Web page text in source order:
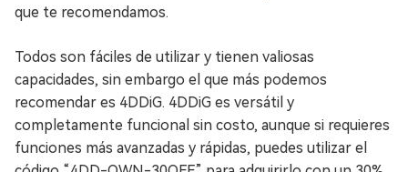
que te recomendamos.
Todos son fáciles de utilizar y tienen valiosas
capacidades, sin embargo el que más podemos
recomendar es 4DDiG. 4DDiG es versátil y
completamente funcional sin costo, aunque si requieres
funciones más avanzadas y rápidas, puedes utilizar el